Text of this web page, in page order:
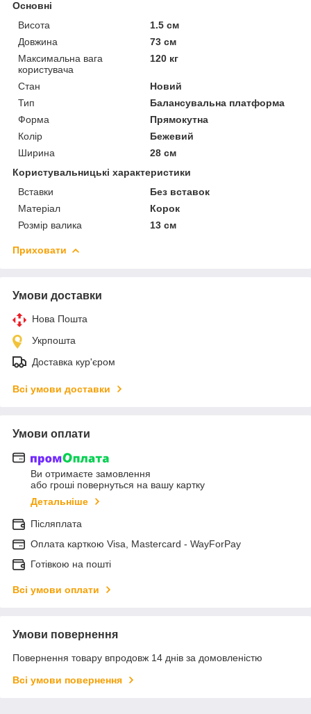
Основні
Висота
1.5 см
Довжина
73 см
Максимальна вага
користувача
120 кг
Стан
Новий
Тип
Балансувальна платформа
Форма
Прямокутна
Колір
Бежевий
Ширина
28 см
Користувальницькі характеристики
Вставки
Без вставок
Матеріал
Корок
Розмір валика
13 см
Приховати
Умови доставки
Нова Пошта
Укрпошта
Доставка кур'єром
Всі умови доставки
Умови оплати
Ви отримаєте замовлення
або гроші повернуться на вашу картку
Детальніше
Післяплата
Оплата карткою Visa, Mastercard - WayForPay
Готівкою на пошті
Всі умови оплати
Умови повернення
Повернення товару впродовж 14 днів за домовленістю
Всі умови повернення